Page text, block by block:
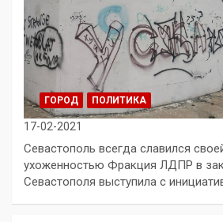
ГОРОД ПОЛИТИКА
17-02-2021
Севастополь всегда славился
ухоженностью Фракция ЛДПР в
Севастополя выступила с